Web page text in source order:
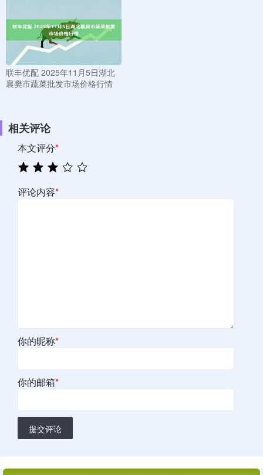
联丰优配 2025年11月5日湖北
襄樊市蔬菜批发市场价格行情
相关评论
本文评分*
评论内容*
你的昵称*
你的邮箱*
提交评论